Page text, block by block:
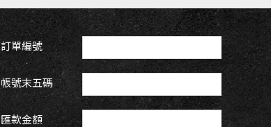
訂單編號
帳號末五碼
匯款金額